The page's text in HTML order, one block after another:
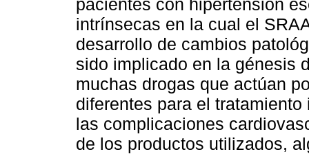
pacientes con hipertensión
intrínsecas en la cual el
desarrollo de cambios
sido implicado en la génesis
muchas drogas que actúan
diferentes para el
las complicaciones
de los productos utilizados,